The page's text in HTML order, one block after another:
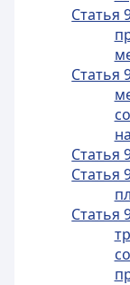
Статья
Статья
Статья
Статья
Статья